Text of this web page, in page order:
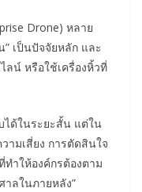
Drone) หลาย
เป็นปัจจัยหลัก และ
ลน์ หรือใช้เครื่องหิ้วที่
ได้ในระยะสั้น แต่ใน
ามเสี่ยง การตัดสินใจ
ำให้องค์กรต้องตาม
ลในภายหลัง”